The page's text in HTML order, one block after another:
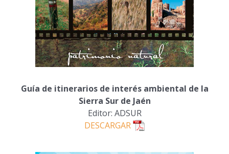
Guía de itinerarios de interés ambiental de la
Sierra Sur de Jaén
Editor: ADSUR
DESCARGAR